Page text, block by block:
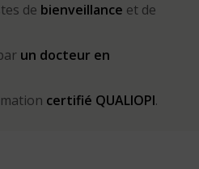
de bienveillance et de
un docteur en
certifié QUALIOPI.